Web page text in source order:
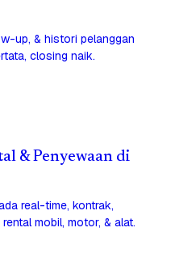
up, & histori pelanggan
closing naik.
& Penyewaan di
real-time, kontrak,
mobil, motor, & alat.